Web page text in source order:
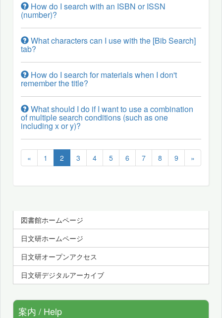
How do I search with an ISBN or ISSN
(number)?
What characters can I use with the [Bib Search]
tab?
How do I search for materials when I don't
remember the title?
What should I do if I want to use a combination
of multiple search conditions (such as one
including x or y)?
« 1 2 3 4 5 6 7 8 9 »
図書館ホームページ
日文研ホームページ
日文研オープンアクセス
日文研デジタルアーカイブ
案内 / Help